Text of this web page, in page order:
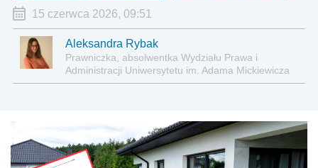
15 czerwca 2026, 09:51
Aleksandra Rybak
Prawniczka, absolwentka Wydziału Prawa i
Administracji Uniwersytetu im. Adama Mickiewicza
w Poznaniu